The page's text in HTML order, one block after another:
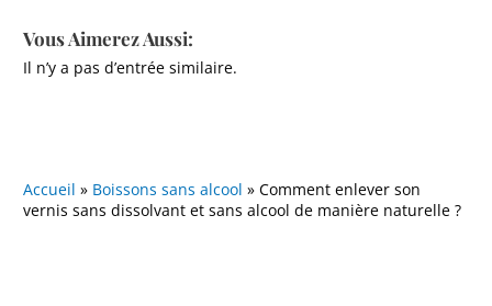
Vous Aimerez Aussi:
Il n’y a pas d’entrée similaire.
Accueil » Boissons sans alcool »Comment enlever son
vernis sans dissolvant et sans alcool de manière naturelle ?